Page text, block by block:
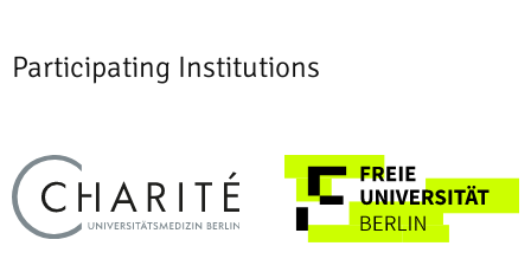
Participating Institutions